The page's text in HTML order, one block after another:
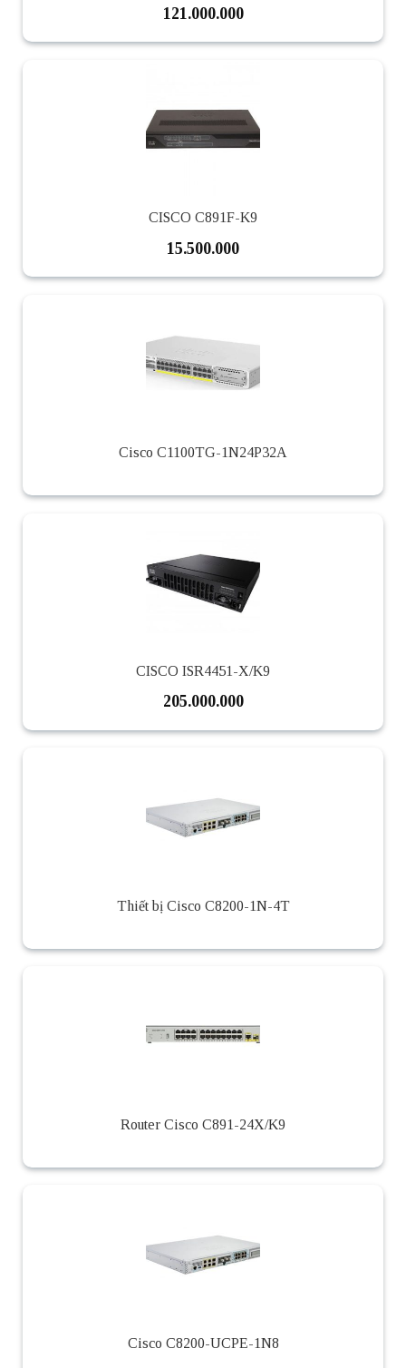
121.000.000
CISCO C891F-K9
15.500.000
Cisco C1100TG-1N24P32A
CISCO ISR4451-X/K9
205.000.000
Thiết bị Cisco C8200-1N-4T
Router Cisco C891-24X/K9
Cisco C8200-UCPE-1N8